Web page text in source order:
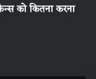
को कितना करना